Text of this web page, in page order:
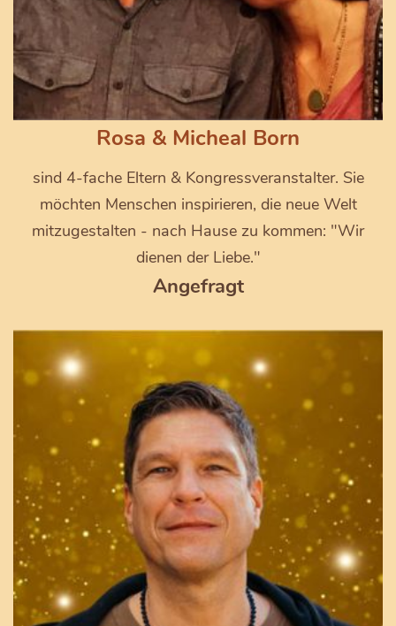
Rosa & Micheal Born
sind 4-fache Eltern & Kongressveranstalter. Sie
möchten Menschen inspirieren, die neue Welt
mitzugestalten - nach Hause zu kommen: "Wir
dienen der Liebe."
Angefragt